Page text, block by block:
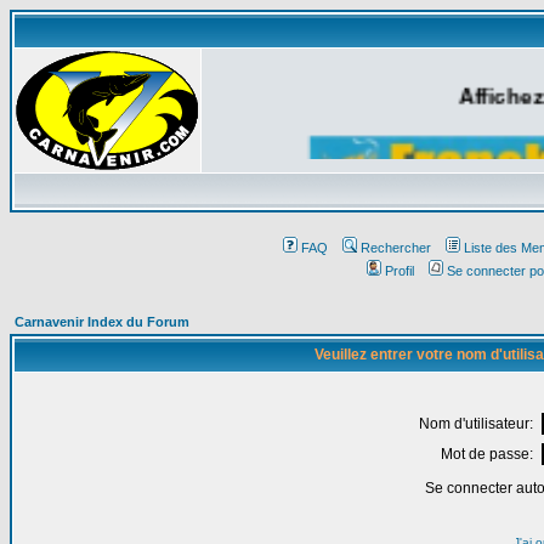
FAQ Rechercher
Liste des
Profil
Se connecter
Carnavenir Index du Forum
Veuillez entrer votre nom
Nom d'utilisateur:
Mot de passe:
Se connecter